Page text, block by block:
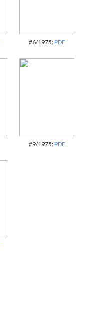
#6/1975:PDF
#9/1975:PDF